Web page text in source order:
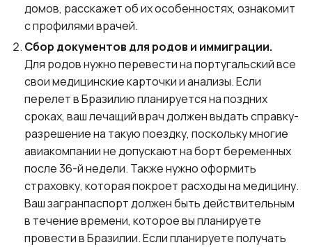
домов, расскажет об их особенностях, ознакомит
с профилями врачей.
Сбор документов для родов и иммиграции.
Для родов нужно перевести на португальский все
свои медицинские карточки и анализы. Если
перелет в Бразилию планируется на поздних
сроках, ваш лечащий врач должен выдать справку-
разрешение на такую поездку, поскольку многие
авиакомпании не допускают на борт беременных
после 36-й недели. Также нужно оформить
страховку, которая покроет расходы на медицину.
Ваш загранпаспорт должен быть действительным
в течение времени, которое вы планируете
провести в Бразилии. Если планируете получать